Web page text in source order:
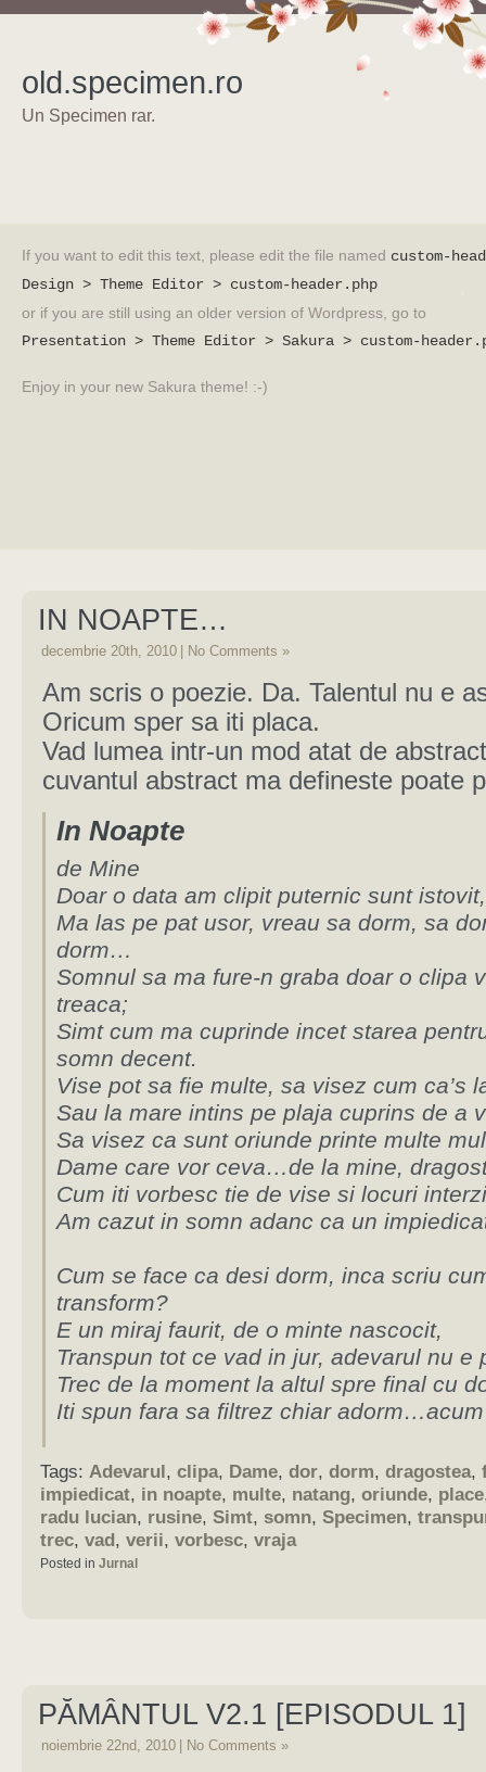
old.specimen.ro
Un Specimen rar.
If you want to edit this text, please edit the file named custom-
Design > Theme Editor > custom-header.php
or if you are still using an older version of Wordpress, go to
Presentation > Theme Editor > Sakura > custom-
Enjoy in your new Sakura theme! :-)
IN NOAPTE…
decembrie 20th, 2010 No Comments »
Am scris o poezie. Da. Talentul nu e
Oricum sper sa iti placa.
Vad lumea intr-un mod atat de
cuvantul abstract ma defineste poate
In Noapte
de Mine
Doar o data am clipit puternic sunt istovit,
Ma las pe pat usor, vreau sa dorm, sa
dorm…
Somnul sa ma fure-n graba doar o clipa
treaca;
Simt cum ma cuprinde incet starea
somn decent.
Vise pot sa fie multe, sa visez cum ca’s
Sau la mare intins pe plaja cuprins de a
Sa visez ca sunt oriunde printe multe
Dame care vor ceva…de la mine,
Cum iti vorbesc tie de vise si locuri
Am cazut in somn adanc ca un
Cum se face ca desi dorm, inca scriu
transform?
E un miraj faurit, de o minte nascocit,
Transpun tot ce vad in jur, adevarul nu
Trec de la moment la altul spre final cu
Iti spun fara sa filtrez chiar
Tags: Adevarul, clipa, Dame, dor, dorm, dragostea,
impiedicat, in noapte, multe, natang, oriunde, place
radu lucian, rusine, Simt, somn, Specimen,
trec, vad, verii, vorbesc, vraja
Posted in Jurnal
PĂMÂNTUL V2.1 [EPISODUL 1]
noiembrie 22nd, 2010 No Comments »